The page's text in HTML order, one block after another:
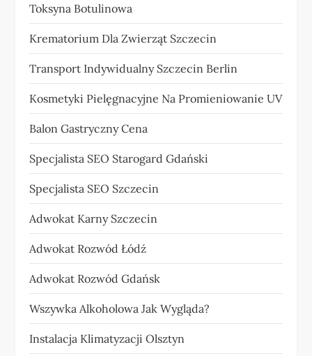
Toksyna Botulinowa
Krematorium Dla Zwierząt Szczecin
Transport Indywidualny Szczecin Berlin
Kosmetyki Pielęgnacyjne Na Promieniowanie UV
Balon Gastryczny Cena
Specjalista SEO Starogard Gdański
Specjalista SEO Szczecin
Adwokat Karny Szczecin
Adwokat Rozwód Łódź
Adwokat Rozwód Gdańsk
Wszywka Alkoholowa Jak Wygląda?
Instalacja Klimatyzacji Olsztyn